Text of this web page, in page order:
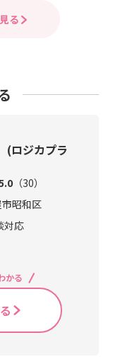
る
ジカプラ
（30）
昭和区
対応
かる